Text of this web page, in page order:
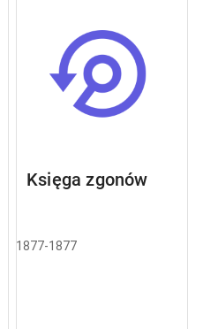
Księga zgonów
1877-1877